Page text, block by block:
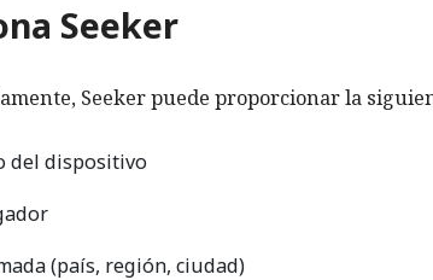
Seeker
Seeker puede proporcionar la
del dispositivo
(país, región, ciudad)